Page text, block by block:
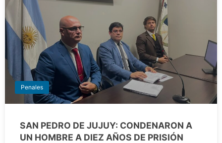
Penales
SAN PEDRO DE JUJUY: CONDENARON A
UN HOMBRE A DIEZ AÑOS DE PRISIÓN